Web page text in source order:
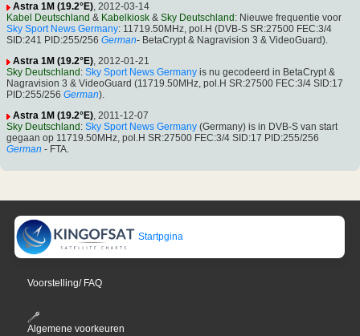
Astra 1M (19.2°E), 2012-03-14
Kabel Deutschland & Kabelkiosk & Sky Deutschland : Nieuwe frequentie voor
Sky Sport News Germany: 11719.50MHz, pol.H (DVB-S SR:27500 FEC:3/4
SID:241 PID:255/256 German- BetaCrypt & Nagravision 3 & VideoGuard).
Astra 1M (19.2°E), 2012-01-21
Sky Deutschland : Sky Sport News Germany is nu gecodeerd in BetaCrypt &
Nagravision 3 & VideoGuard (11719.50MHz, pol.H SR:27500 FEC:3/4 SID:17
PID:255/256 German).
Astra 1M (19.2°E), 2011-12-07
Sky Deutschland : Sky Sport News Germany (Germany) is in DVB-S van start
gegaan op 11719.50MHz, pol.H SR:27500 FEC:3/4 SID:17 PID:255/256
German - FTA.
Startpgina
Voorstelling/ FAQ
Algemene voorkeuren